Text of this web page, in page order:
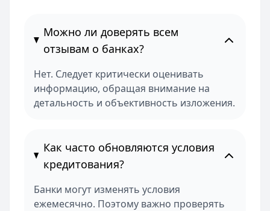
Можно ли доверять всем
отзывам о банках?
Нет. Следует критически оценивать
информацию, обращая внимание на
детальность и объективность изложения.
Как часто обновляются условия
кредитования?
Банки могут изменять условия
ежемесячно. Поэтому важно проверять